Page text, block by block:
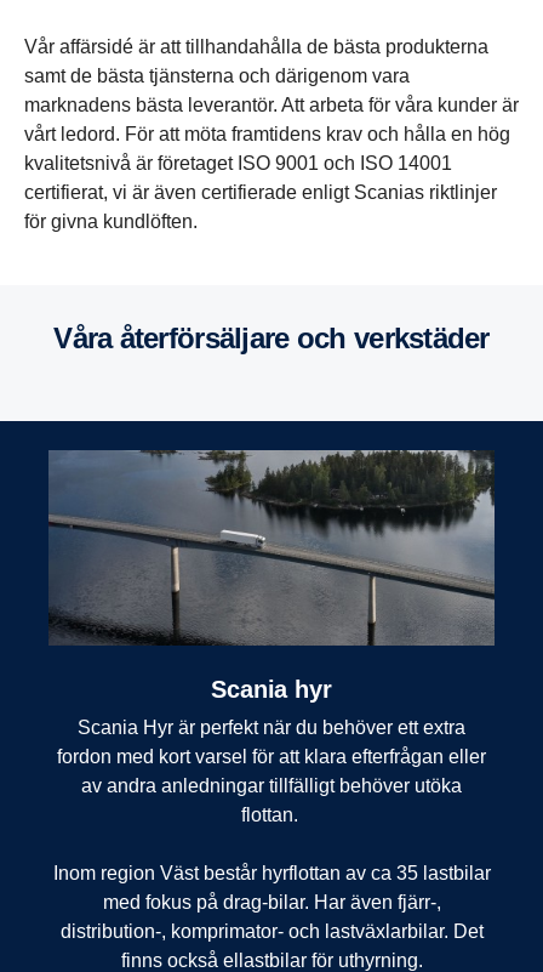
Vår affärsidé är att tillhandahålla de bästa produkterna
samt de bästa tjänsterna och därigenom vara
marknadens bästa leverantör. Att arbeta för våra kunder är
vårt ledord. För att möta framtidens krav och hålla en hög
kvalitetsnivå är företaget ISO 9001 och ISO 14001
certifierat, vi är även certifierade enligt Scanias riktlinjer
för givna kundlöften.
Våra återför­säl­jare och verkstäder
Hisings Backa, Göteborg.
Arendal, Göteborg
Himle, Scanias återförsäljare
Borås, Scanias återförsäljare
Scania hyr
Scania Hyr är perfekt när du behöver ett extra
fordon med kort varsel för att klara efterfrågan eller
av andra anledningar tillfälligt behöver utöka
flottan.
Inom region Väst består hyrflottan av ca 35 lastbilar
med fokus på drag-bilar. Har även fjärr-,
distribution-, komprimator- och lastväxlarbilar. Det
finns också ellastbilar för uthyrning.